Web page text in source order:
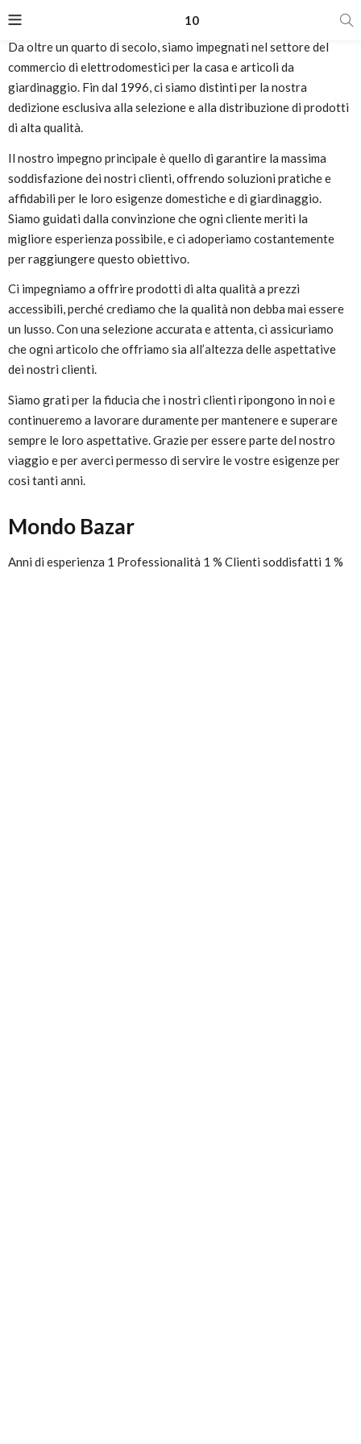
10
Da oltre un quarto di secolo, siamo impegnati nel settore del
commercio di elettrodomestici per la casa e articoli da
giardinaggio. Fin dal 1996, ci siamo distinti per la nostra
dedizione esclusiva alla selezione e alla distribuzione di prodotti
di alta qualità.
Il nostro impegno principale è quello di garantire la massima
soddisfazione dei nostri clienti, offrendo soluzioni pratiche e
affidabili per le loro esigenze domestiche e di giardinaggio.
Siamo guidati dalla convinzione che ogni cliente meriti la
migliore esperienza possibile, e ci adoperiamo costantemente
per raggiungere questo obiettivo.
Ci impegniamo a offrire prodotti di alta qualità a prezzi
accessibili, perché crediamo che la qualità non debba mai essere
un lusso. Con una selezione accurata e attenta, ci assicuriamo
che ogni articolo che offriamo sia all’altezza delle aspettative
dei nostri clienti.
Siamo grati per la fiducia che i nostri clienti ripongono in noi e
continueremo a lavorare duramente per mantenere e superare
sempre le loro aspettative. Grazie per essere parte del nostro
viaggio e per averci permesso di servire le vostre esigenze per
così tanti anni.
Mondo Bazar
Anni di esperienza 1 Professionalità 1 % Clienti soddisfatti 1 %